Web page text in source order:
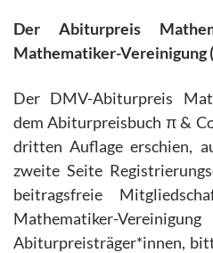
Der Abiturpreis
Mathematiker-Vereinigung
Der DMV-Abiturpreis
dem Abiturpreisbuch π &
dritten Auflage erschien,
zweite Seite
beitragsfreie
Mathematiker-
Abiturpreisträger*innen,